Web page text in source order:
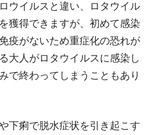
ウイルスと違い、ロタウイル
獲得できますが、初めて感染
疫がないため重症化の恐れが
大人がロタウイルスに感染し
で終わってしまうこともあり
下痢で脱水症状を引き起こす